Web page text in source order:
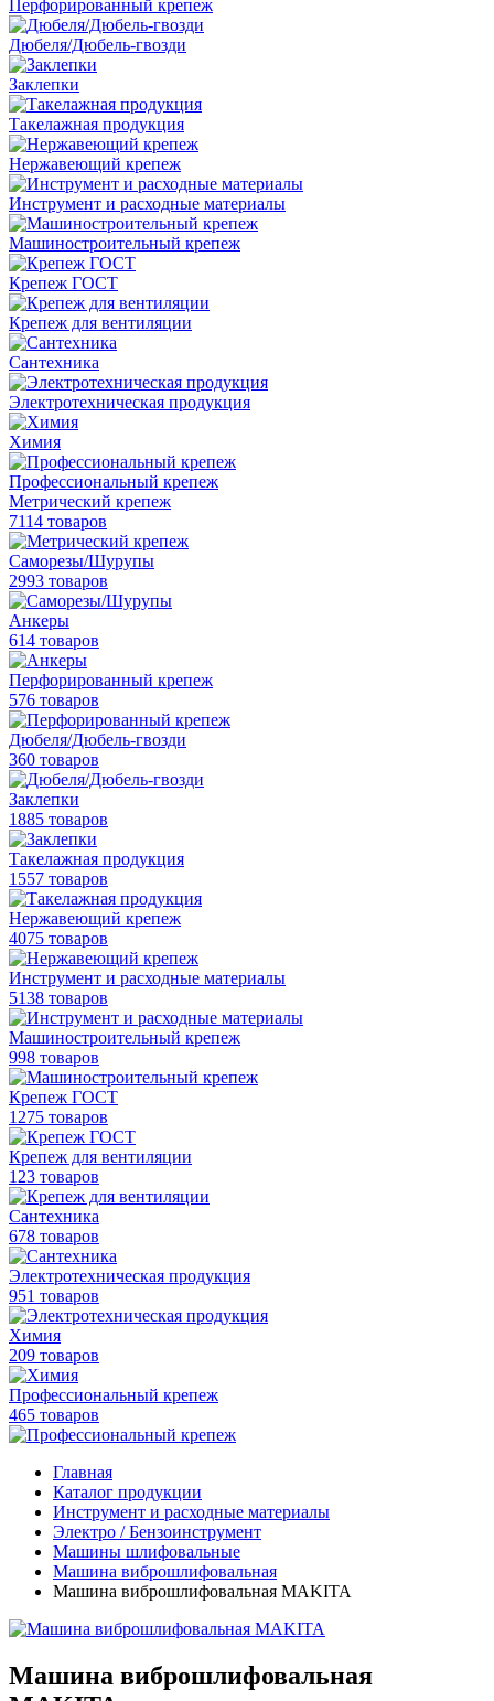
Перфорированный крепеж
Дюбеля/Дюбель-гвозди
Заклепки
Такелажная продукция
Нержавеющий крепеж
Инструмент и расходные материалы
Машиностроительный крепеж
Крепеж ГОСТ
Крепеж для вентиляции
Сантехника
Электротехническая продукция
Химия
Профессиональный крепеж
Метрический крепеж
7114 товаров
Саморезы/Шурупы
2993 товаров
Анкеры
614 товаров
Перфорированный крепеж
576 товаров
Дюбеля/Дюбель-гвозди
360 товаров
Заклепки
1885 товаров
Такелажная продукция
1557 товаров
Нержавеющий крепеж
4075 товаров
Инструмент и расходные материалы
5138 товаров
Машиностроительный крепеж
998 товаров
Крепеж ГОСТ
1275 товаров
Крепеж для вентиляции
123 товаров
Сантехника
678 товаров
Электротехническая продукция
951 товаров
Химия
209 товаров
Профессиональный крепеж
465 товаров
Главная
Каталог продукции
Инструмент и расходные материалы
Электро / Бензоинструмент
Машины шлифовальные
Машина виброшлифовальная
Машина виброшлифовальная MAKITA
Машина виброшлифовальная